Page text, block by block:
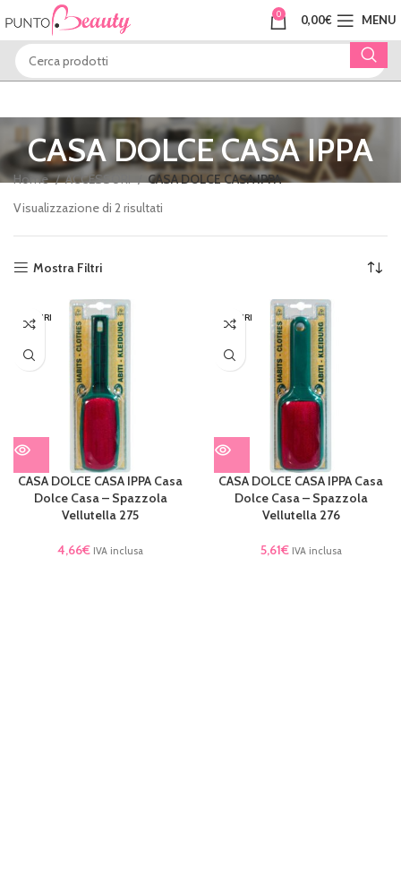
0 0,00€ MENU
CASA DOLCE CASA IPPA
Home ACCESSORI
CASA DOLCE CASA IPPA
Visualizzazione di 2 risultati
Mostra Filtri
ESAURI
TO
CASA DOLCE CASA IPPA Casa
Dolce Casa – Spazzola
Vellutella 275
4,66€ IVA inclusa
ESAURI
TO
CASA DOLCE CASA IPPA Casa
Dolce Casa – Spazzola
Vellutella 276
5,61€ IVA inclusa